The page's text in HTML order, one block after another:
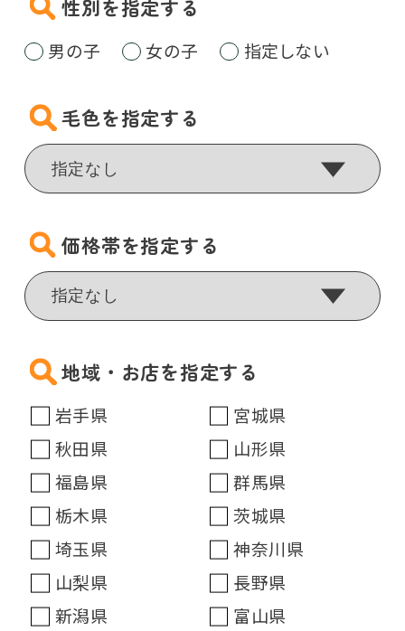
性別を指定する
男の子 女の子 指定しない
毛色を指定する
価格帯を指定する
地域・お店を指定する
岩手県
宮城県
秋田県
山形県
福島県
群馬県
栃木県
茨城県
埼玉県
神奈川県
山梨県
長野県
新潟県
富山県